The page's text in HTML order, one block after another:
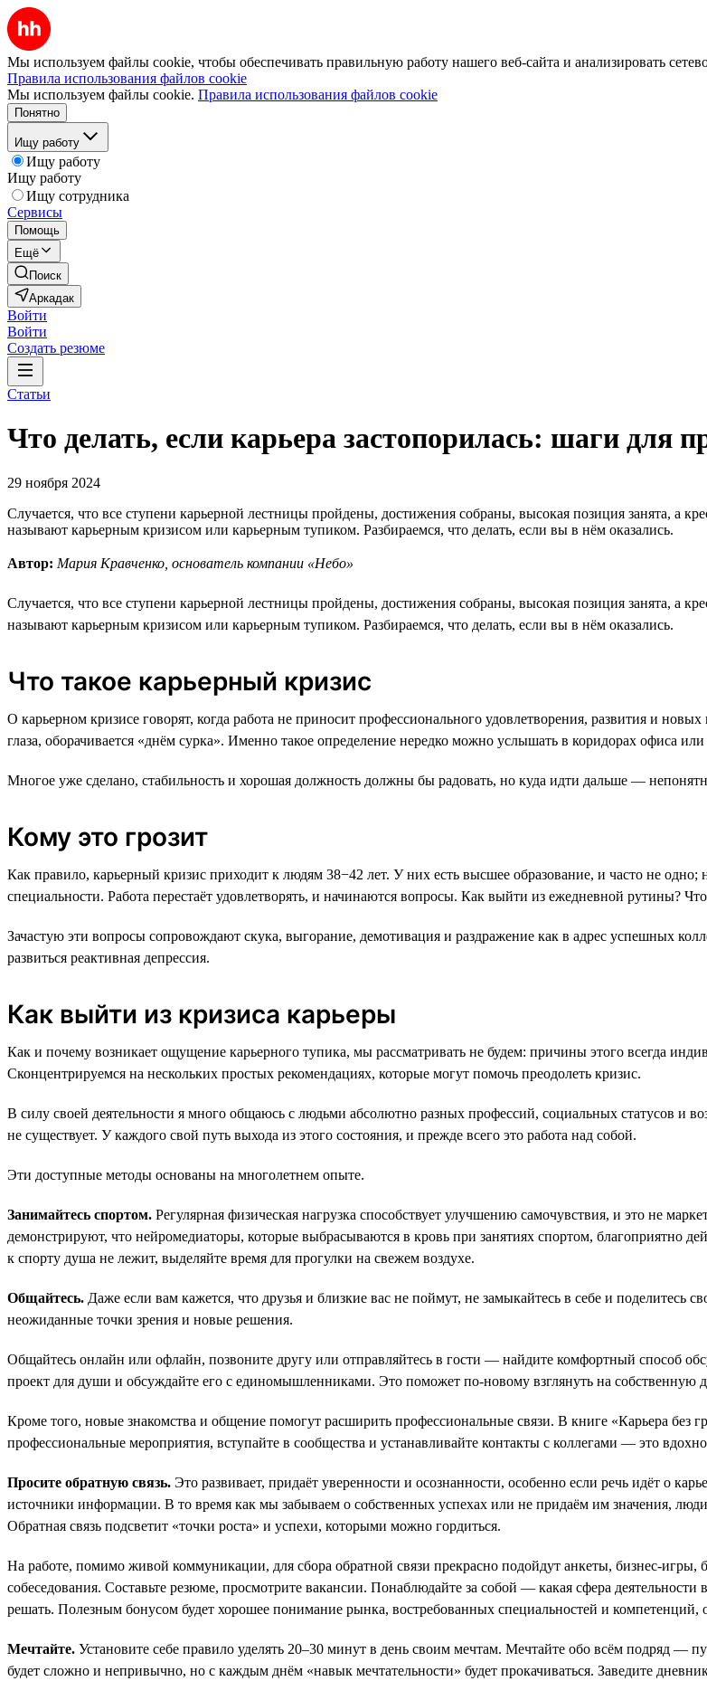
Мы используем файлы cookie, чтобы обеспечивать правильную работу нашего веб-сайта и анализировать
Правила использования файлов cookie
Мы используем файлы cookie. Правила использования файлов cookie
Понятно
Ищу работу
Ищу работу
Ищу работу
Ищу сотрудника
Сервисы
Помощь
Ещё
Поиск
Аркадак
Войти
Войти
Создать резюме
Статьи
Что делать, если карьера застопорилась: шаги для
29 ноября 2024
Случается, что все ступени карьерной лестницы пройдены, достижения собраны, высокая позиция занята, а
называют карьерным кризисом или карьерным тупиком. Разбираемся, что делать, если вы в нём оказались.
Автор: Мария Кравченко, основатель компании «Небо»
Случается, что все ступени карьерной лестницы пройдены, достижения собраны, высокая позиция занята, а
называют карьерным кризисом или карьерным тупиком. Разбираемся, что делать, если вы в нём оказались.
Что такое карьерный кризис
О карьерном кризисе говорят, когда работа не приносит профессионального удовлетворения, развития и
глаза, оборачивается «днём сурка». Именно такое определение нередко можно услышать в коридорах офиса
Многое уже сделано, стабильность и хорошая должность должны бы радовать, но куда идти дальше —
Кому это грозит
Как правило, карьерный кризис приходит к людям 38−42 лет. У них есть высшее образование, и часто не
специальности. Работа перестаёт удовлетворять, и начинаются вопросы. Как выйти из ежедневной рутины?
Зачастую эти вопросы сопровождают скука, выгорание, демотивация и раздражение как в адрес успешных
развиться реактивная депрессия.
Как выйти из кризиса карьеры
Как и почему возникает ощущение карьерного тупика, мы рассматривать не будем: причины этого всегда
Сконцентрируемся на нескольких простых рекомендациях, которые могут помочь преодолеть кризис.
В силу своей деятельности я много общаюсь с людьми абсолютно разных профессий, социальных статусов и
не существует. У каждого свой путь выхода из этого состояния, и прежде всего это работа над собой.
Эти доступные методы основаны на многолетнем опыте.
Занимайтесь спортом. Регулярная физическая нагрузка способствует улучшению самочувствия, и это не
демонстрируют, что нейромедиаторы, которые выбрасываются в кровь при занятиях спортом, благоприятно
к спорту душа не лежит, выделяйте время для прогулки на свежем воздухе.
Общайтесь. Даже если вам кажется, что друзья и близкие вас не поймут, не замыкайтесь в себе и
неожиданные точки зрения и новые решения.
Общайтесь онлайн или офлайн, позвоните другу или отправляйтесь в гости — найдите комфортный способ
проект для души и обсуждайте его с единомышленниками. Это поможет по-новому взглянуть на собственную
Кроме того, новые знакомства и общение помогут расширить профессиональные связи. В книге «Карьера
профессиональные мероприятия, вступайте в сообщества и устанавливайте контакты с коллегами — это
Просите обратную связь. Это развивает, придаёт уверенности и осознанности, особенно если речь идёт о
источники информации. В то время как мы забываем о собственных успехах или не придаём им значения,
Обратная связь подсветит «точки роста» и успехи, которыми можно гордиться.
На работе, помимо живой коммуникации, для сбора обратной связи прекрасно подойдут анкеты, бизнес-
собеседования. Составьте резюме, просмотрите вакансии. Понаблюдайте за собой — какая сфера
решать. Полезным бонусом будет хорошее понимание рынка, востребованных специальностей и компетенций,
Мечтайте. Установите себе правило уделять 20–30 минут в день своим мечтам. Мечтайте обо всём подряд —
будет сложно и непривычно, но с каждым днём «навык мечтательности» будет прокачиваться. Заведите